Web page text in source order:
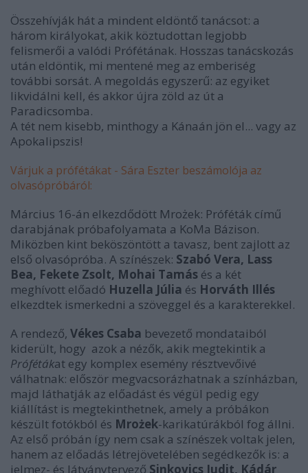
Összehívják hát a mindent eldöntő tanácsot: a
három királyokat, akik köztudottan legjobb
felismerői a valódi Prófétának. Hosszas tanácskozás
után eldöntik, mi mentené meg az emberiség
további sorsát. A megoldás egyszerű: az egyiket
likvidálni kell, és akkor újra zöld az út a
Paradicsomba.
A tét nem kisebb, minthogy a Kánaán jön el... vagy az
Apokalipszis!
Várjuk a prófétákat - Sára Eszter beszámolója az
olvasópróbáról:
Március 16-án elkezdődött Mrożek: Próféták című
darabjának próbafolyamata a KoMa Bázison.
Miközben kint beköszöntött a tavasz, bent zajlott az
első olvasópróba. A színészek: Szabó Vera, Lass
Bea, Fekete Zsolt, Mohai Tamás és a két
meghívott előadó Huzella Júlia és Horváth Illés
elkezdtek ismerkedni a szöveggel és a karakterekkel.
A rendező, Vékes Csaba bevezető mondataiból
kiderült, hogy azok a nézők, akik megtekintik a
Prófétákat egy komplex esemény résztvevőivé
válhatnak: először megvacsorázhatnak a színházban,
majd láthatják az előadást és végül pedig egy
kiállítást is megtekinthetnek, amely a próbákon
készült fotókból és Mrożek-karikatúrákból fog állni.
Az első próbán így nem csak a színészek voltak jelen,
hanem az előadás létrejövetelében segédkezők is: a
jelmez- és látványtervező Sinkovics Judit, Kádár